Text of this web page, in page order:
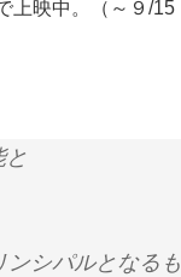
上映中。（～９/15
シパルとなるも